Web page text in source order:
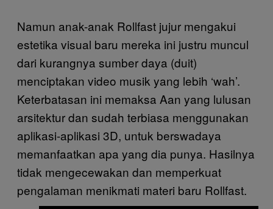
Namun anak-anak Rollfast jujur mengakui
estetika visual baru mereka ini justru muncul
dari kurangnya sumber daya (duit)
menciptakan video musik yang lebih ‘wah’.
Keterbatasan ini memaksa Aan yang lulusan
arsitektur dan sudah terbiasa menggunakan
aplikasi-aplikasi 3D, untuk berswadaya
memanfaatkan apa yang dia punya. Hasilnya
tidak mengecewakan dan memperkuat
pengalaman menikmati materi baru Rollfast.